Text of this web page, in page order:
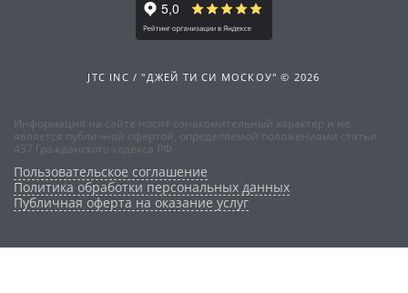
JTC INC / "ДЖЕЙ ТИ СИ МОСКОУ" © 2026
Информация на сайте носит ознакомительный характер и не
является публичной офертой, определяемой положениями статьи
437 Гражданского кодекса РФ
Пользовательское соглашение
Политика обработки персональных данных
Публичная оферта на оказание услуг